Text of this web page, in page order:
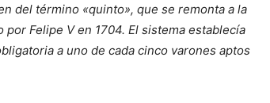
del término «quinto», que se remonta a la
Felipe V en 1704. El sistema establecía
a uno de cada cinco varones aptos